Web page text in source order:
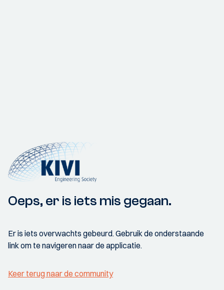
Oeps, er is iets mis gegaan.
Er is iets overwachts gebeurd. Gebruik de onderstaande
link om te navigeren naar de applicatie.
Keer terug naar de community